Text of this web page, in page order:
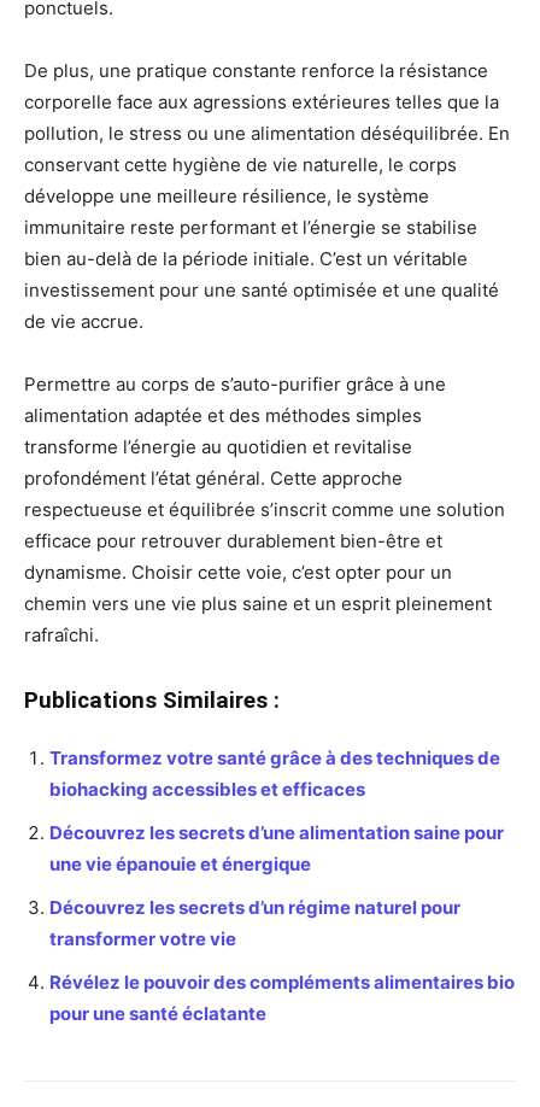
ponctuels.
De plus, une pratique constante renforce la résistance
corporelle face aux agressions extérieures telles que la
pollution, le stress ou une alimentation déséquilibrée. En
conservant cette hygiène de vie naturelle, le corps
développe une meilleure résilience, le système
immunitaire reste performant et l’énergie se stabilise
bien au-delà de la période initiale. C’est un véritable
investissement pour une santé optimisée et une qualité
de vie accrue.
Permettre au corps de s’auto-purifier grâce à une
alimentation adaptée et des méthodes simples
transforme l’énergie au quotidien et revitalise
profondément l’état général. Cette approche
respectueuse et équilibrée s’inscrit comme une solution
efficace pour retrouver durablement bien-être et
dynamisme. Choisir cette voie, c’est opter pour un
chemin vers une vie plus saine et un esprit pleinement
rafraîchi.
Publications Similaires :
Transformez votre santé grâce à des techniques de
biohacking accessibles et efficaces
Découvrez les secrets d’une alimentation saine pour
une vie épanouie et énergique
Découvrez les secrets d’un régime naturel pour
transformer votre vie
Révélez le pouvoir des compléments alimentaires bio
pour une santé éclatante